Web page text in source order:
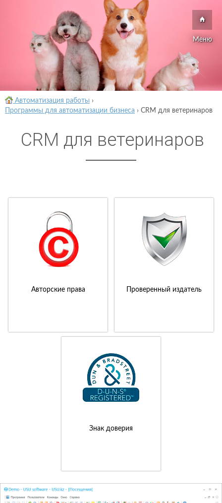
Меню
Автоматизация работы ›
Программы для автоматизации бизнеса › CRM для ветеринаров
CRM для ветеринаров
Авторские права Проверенный издатель
Знак доверия